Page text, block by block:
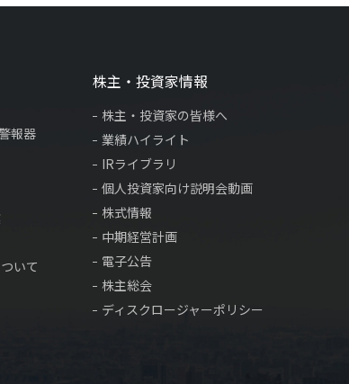
報器
いて
株主・投資家情報
株主・投資家の皆様へ
業績ハイライト
IRライブラリ
個人投資家向け説明会動画
株式情報
中期経営計画
電子公告
株主総会
ディスクロージャーポリシー